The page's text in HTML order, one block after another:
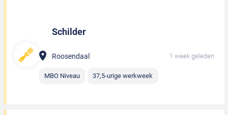
Schilder
Roosendaal 1 week geleden
MBO Niveau 37,5-urige werkweek